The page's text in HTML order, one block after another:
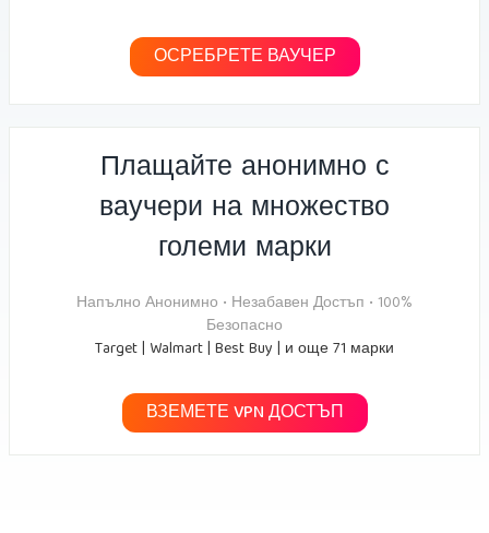
ОСРЕБРЕТЕ ВАУЧЕР
Плащайте анонимно с
ваучери на множество
големи марки
Напълно Анонимно • Незабавен Достъп • 100%
Безопасно
Target | Walmart | Best Buy | и още 71 марки
ВЗЕМЕТЕ VPN ДОСТЪП